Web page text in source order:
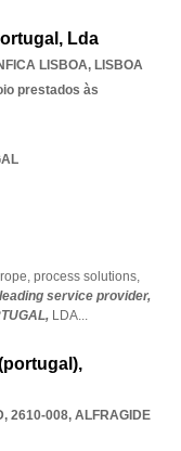
Lda
LISBOA, LISBOA
prestados às
process solutions,
leading service provider,
LDA...
2610-008, ALFRAGIDE